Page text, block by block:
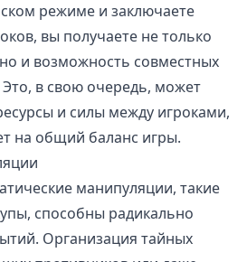
режиме и заключаете
вы получаете не только
и возможность совместных
Это, в свою очередь, может
и силы между игроками,
на общий баланс игры.
манипуляции, такие
способны радикально
Организация тайных